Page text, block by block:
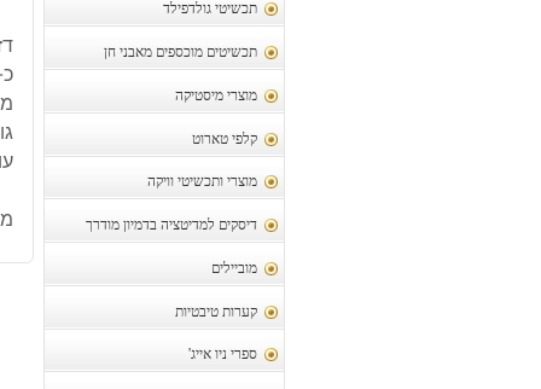
תכשיטי גולדפילד
תכשיטים מוכספים מאבני חן
מוצרי מיסטיקה
קלפי טארוט
מוצרי ותכשיטי וויקה
דיסקים למדיטציה בדמיון מודרך
מוביילים
קערות טיבטיות
ספרי ניו אייג'
כ-